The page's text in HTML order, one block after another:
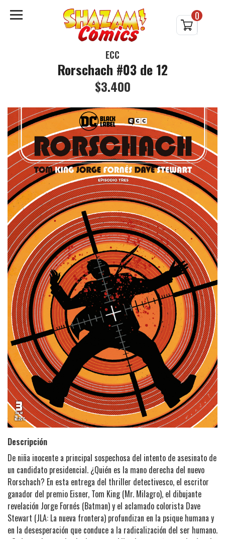
0
ECC
Rorschach #03 de 12
$3.400
Descripción
De niña inocente a principal sospechosa del intento de asesinato de
un candidato presidencial. ¿Quién es la mano derecha del nuevo
Rorschach? En esta entrega del thriller detectivesco, el escritor
ganador del premio Eisner, Tom King (Mr. Milagro), el dibujante
revelación Jorge Fornés (Batman) y el aclamado colorista Dave
Stewart (JLA: La nueva frontera) profundizan en la psique humana y
en la desesperación que conduce a la radicalización del ser humano.